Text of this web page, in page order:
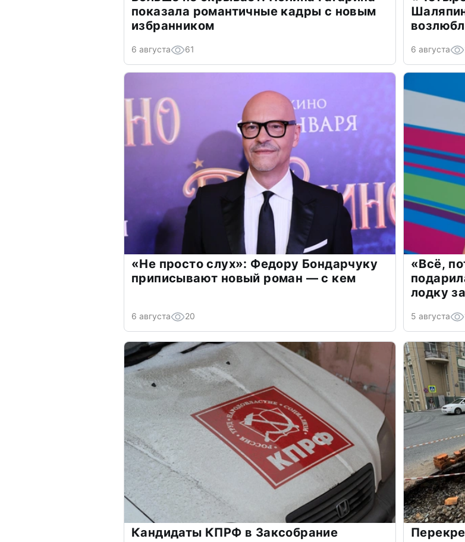
показала романтичные кадры с новым
избранником
6 августа 61 6 августа
«Не просто слух»: Федору Бондарчуку
приписывают новый роман — с кем
6 августа 20
«Всё,
лодку
5 августа
Кандидаты КПРФ в Заксобрание